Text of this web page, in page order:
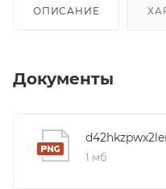
ОПИСАНИЕ
Документы
1 мб